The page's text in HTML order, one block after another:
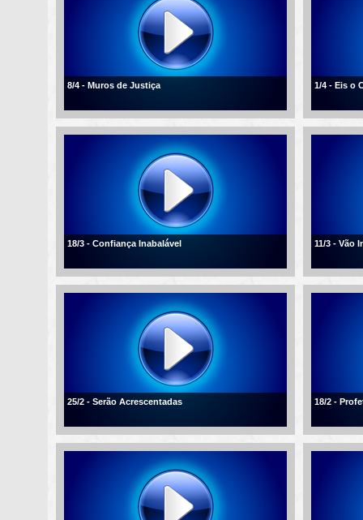
8/4 - Muros de Justiça 1/4 - Eis o
18/3 - Confiança Inabalável 11/3 - Vão
25/2 - Serão Acrescentadas 18/2 -